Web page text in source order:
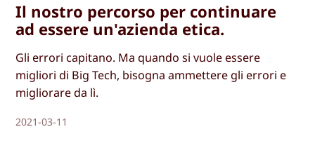
Il nostro percorso per continuare
ad essere un'azienda etica.
Gli errori capitano. Ma quando si vuole essere
migliori di Big Tech, bisogna ammettere gli errori e
migliorare da lì.
2021-03-11